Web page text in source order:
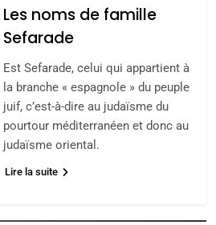
Les noms de famille
Sefarade
Est Sefarade, celui qui appartient à
la branche « espagnole » du peuple
juif, c’est-à-dire au judaïsme du
pourtour méditerranéen et donc au
judaïsme oriental.
Lire la suite
Jacques Hadida
JUDAISME
Maroc : Les amandes de
Tafraout, le miel de Tadla
Azilal consacrés produits
du terroir
DAFINA MAROC